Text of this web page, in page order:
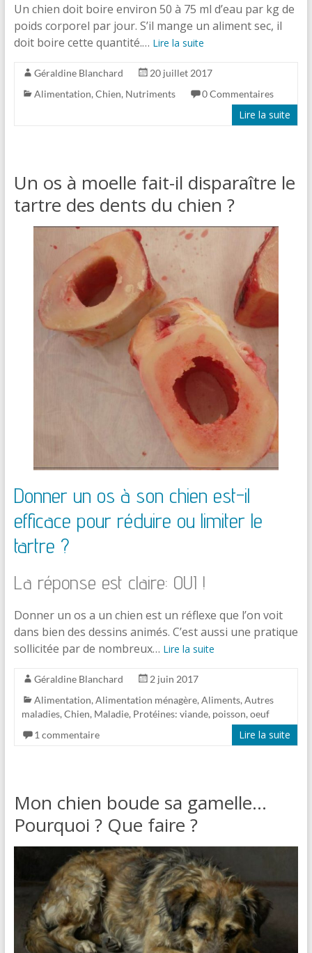
Un chien doit boire environ 50 à 75 ml d’eau par kg de
poids corporel par jour. S’il mange un aliment sec, il
doit boire cette quantité.… Lire la suite
Géraldine Blanchard
20 juillet 2017
Alimentation, Chien, Nutriments 0 Commentaires
Lire la suite
Un os à moelle fait-il disparaître le
tartre des dents du chien ?
Donner un os à son chien est-il
efficace pour réduire ou limiter le
tartre ?
La réponse est claire: OUI !
Donner un os a un chien est un réflexe que l’on voit
dans bien des dessins animés. C’est aussi une pratique
sollicitée par de nombreux… Lire la suite
Géraldine Blanchard
2 juin 2017
Alimentation, Alimentation ménagère, Aliments, Autres
maladies, Chien, Maladie, Protéines: viande, poisson, oeuf
1 commentaire
Lire la suite
Mon chien boude sa gamelle…
Pourquoi ? Que faire ?